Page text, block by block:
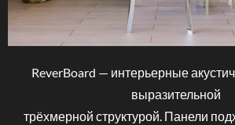
ReverBoard — интерьерные
выразительной
трёхмерной структурой. Панели